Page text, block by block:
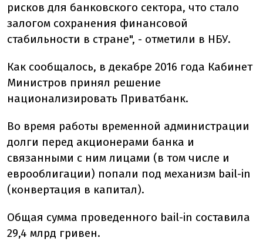
рисков для банковского сектора, что стало
залогом сохранения финансовой
стабильности в стране", - отметили в НБУ.
Как сообщалось, в декабре 2016 года Кабинет
Министров принял решение
национализировать Приватбанк.
Во время работы временной администрации
долги перед акционерами банка и
связанными с ним лицами (в том числе и
еврооблигации) попали под механизм bail-in
(конвертация в капитал).
Общая сумма проведенного bail-in составила
29,4 млрд гривен.